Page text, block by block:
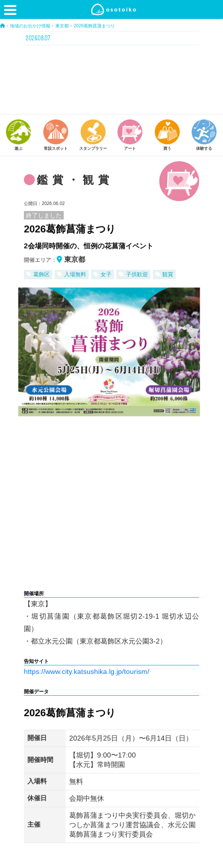
› 地域のお出かけ情報 › 東京都 › 2026葛飾菖蒲まつり
2026.08.07
常設スポット スタンプラリー アート 買う 体験する 食べる
鑑賞・観賞
公開日：2026.06.02
終了しました
2026葛飾菖蒲まつり
2会場同時開催の、恒例の花菖蒲イベント
開催エリア： 東京都
葛飾区 入場無料 女子 子供歓迎 観賞
開催場所
【東京】
・堀切菖蒲園（東京都葛飾区堀切2-19-1 堀切水辺公
園）
・都立水元公園（東京都葛飾区水元公園3-2）
告知サイト
https://www.city.katsushika.lg.jp/tourism/
開催データ
2026葛飾菖蒲まつり
開催日 2026年5月25日（月）〜6月14日（日）
開催時間
【堀切】9:00〜17:00
【水元】常時開園
入場料 無料
休催日 会期中無休
主催
葛飾菖蒲まつり中央実行委員会、堀切か
つしか菖蒲まつり運営協議会、水元公園
葛飾菖蒲まつり実行委員会